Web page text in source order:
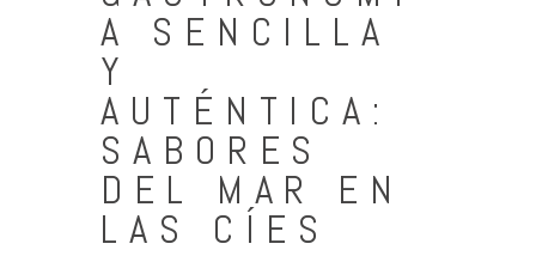
A SENCILLA
Y
AUTÉNTICA:
SABORES
DEL MAR EN
LAS CÍES